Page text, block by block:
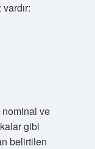
nominal ve
gibi
belirtilen